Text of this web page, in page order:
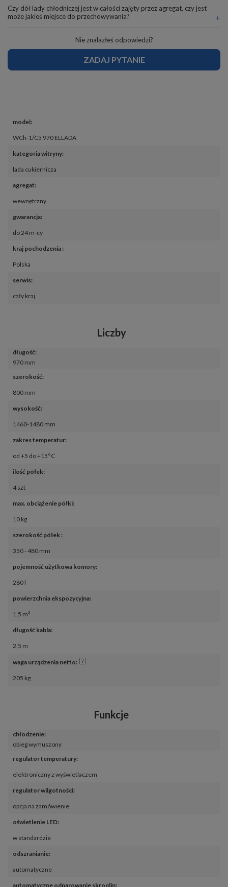
Czy dół lady chłodniczej jest w całości zajęty przez agregat, czy jest
może jakieś miejsce do przechowywania?
Nie znalazłeś odpowiedzi?
ZADAJ PYTANIE
model:
WCh-1/C5 970 ELLADA
kategoria witryny:
lada cukiernicza
agregat:
wewnętrzny
gwarancja:
do 24 m-cy
kraj pochodzenia :
Polska
serwis:
cały kraj
Liczby
długość:
970 mm
szerokość:
800 mm
wysokość:
1460-1480 mm
zakres temperatur:
od +5 do +15°C
ilość półek:
4 szt
max. obciążenie półki:
10 kg
szerokość półek :
350 - 480 mm
pojemność użytkowa komory:
280 l
powierzchnia ekspozycyjna:
1,5 m²
długość kabla:
2,5 m
waga urządzenia netto:
205 kg
Funkcje
chłodzenie:
obieg wymuszony
regulator temperatury:
elektroniczny z wyświetlaczem
regulator wilgotności:
opcja na zamówienie
oświetlenie LED:
w standardzie
odszranianie:
automatyczne
automatyczne odparowanie skroplin: